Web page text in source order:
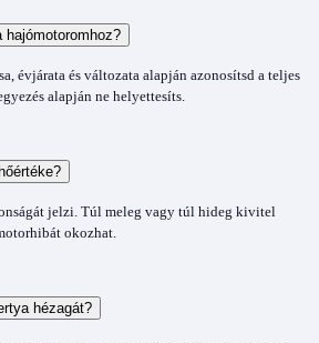
évjárata és változata alapján azonosítsd a teljes
alapján ne helyettesíts.
jelzi. Túl meleg vagy túl hideg kivitel
okozhat.
hézagát?